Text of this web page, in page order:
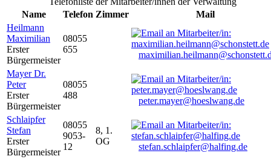
Name
Telefon Zimmer
Mail
Heilmann
Maximilian
Erster
Bürgermeister
08055
655
Mayer Dr.
Peter
Erster
Bürgermeister
08055
488
peter.mayer@hoeslwang.de
Schlaipfer
Stefan
Erster
Bürgermeister
08055
9053-
12
8, 1.
OG
stefan.schlaipfer@halfing.de